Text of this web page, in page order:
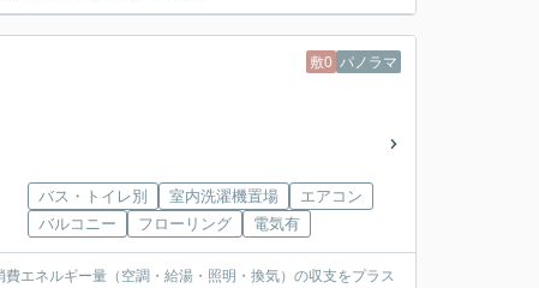
敷0 パノラマ
バス・トイレ別 室内洗濯機置場
エアコン
バルコニー
フローリング 電気有
エネルギー量（空調・給湯・照明・換気）の収支をプラス